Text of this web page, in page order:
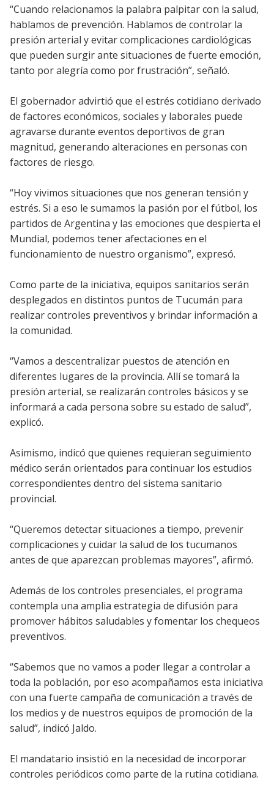
“Cuando relacionamos la palabra palpitar con la salud,
hablamos de prevención. Hablamos de controlar la
presión arterial y evitar complicaciones cardiológicas
que pueden surgir ante situaciones de fuerte emoción,
tanto por alegría como por frustración”, señaló.
El gobernador advirtió que el estrés cotidiano derivado
de factores económicos, sociales y laborales puede
agravarse durante eventos deportivos de gran
magnitud, generando alteraciones en personas con
factores de riesgo.
“Hoy vivimos situaciones que nos generan tensión y
estrés. Si a eso le sumamos la pasión por el fútbol, los
partidos de Argentina y las emociones que despierta el
Mundial, podemos tener afectaciones en el
funcionamiento de nuestro organismo”, expresó.
Como parte de la iniciativa, equipos sanitarios serán
desplegados en distintos puntos de Tucumán para
realizar controles preventivos y brindar información a
la comunidad.
“Vamos a descentralizar puestos de atención en
diferentes lugares de la provincia. Allí se tomará la
presión arterial, se realizarán controles básicos y se
informará a cada persona sobre su estado de salud”,
explicó.
Asimismo, indicó que quienes requieran seguimiento
médico serán orientados para continuar los estudios
correspondientes dentro del sistema sanitario
provincial.
“Queremos detectar situaciones a tiempo, prevenir
complicaciones y cuidar la salud de los tucumanos
antes de que aparezcan problemas mayores”, afirmó.
Además de los controles presenciales, el programa
contempla una amplia estrategia de difusión para
promover hábitos saludables y fomentar los chequeos
preventivos.
“Sabemos que no vamos a poder llegar a controlar a
toda la población, por eso acompañamos esta iniciativa
con una fuerte campaña de comunicación a través de
los medios y de nuestros equipos de promoción de la
salud”, indicó Jaldo.
El mandatario insistió en la necesidad de incorporar
controles periódicos como parte de la rutina cotidiana.